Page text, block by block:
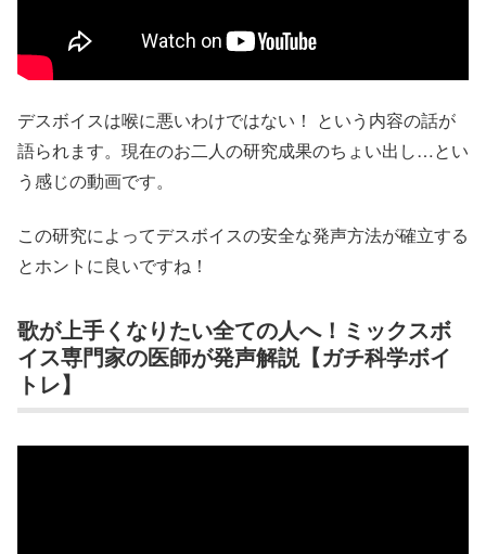
デスボイスは喉に悪いわけではない！ という内容の話が
語られます。現在のお二人の研究成果のちょい出し…とい
う感じの動画です。
この研究によってデスボイスの安全な発声方法が確立する
とホントに良いですね！
歌が上手くなりたい全ての人へ！ミックスボ
イス専門家の医師が発声解説【ガチ科学ボイ
トレ】